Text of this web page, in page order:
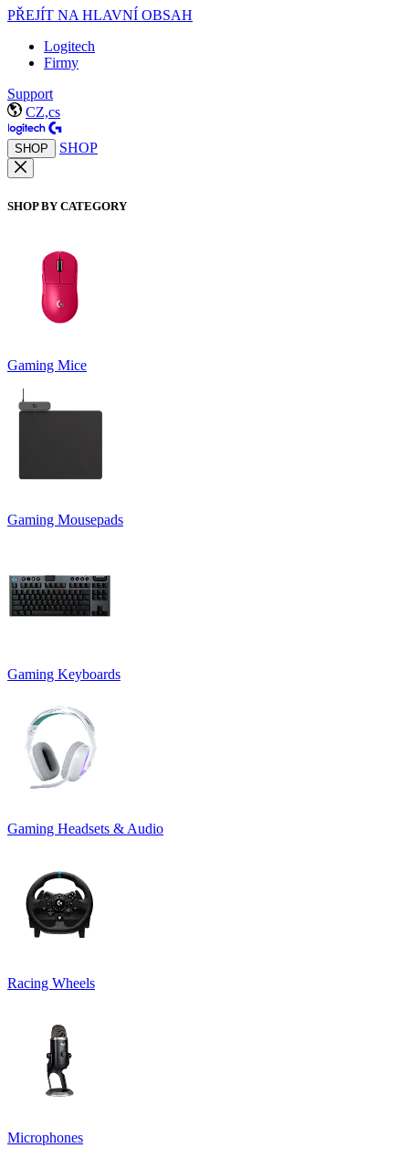
PŘEJÍT NA HLAVNÍ OBSAH
Logitech
Firmy
Support
CZ,cs
SHOP SHOP
SHOP BY CATEGORY
Gaming Mice
Gaming Mousepads
Gaming Keyboards
Gaming Headsets & Audio
Racing Wheels
Microphones